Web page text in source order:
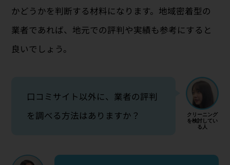
かどうかを判断する材料になります。地域密着型の
業者であれば、地元での評判や実績も参考にすると
良いでしょう。
口コミサイト以外に、業者の評判
を調べる方法はありますか？